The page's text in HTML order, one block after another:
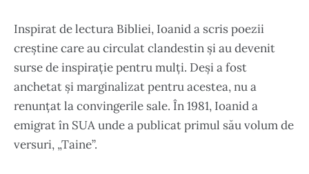
Inspirat de lectura Bibliei, Ioanid a scris poezii
creștine care au circulat clandestin și au devenit
surse de inspirație pentru mulți. Deși a fost
anchetat și marginalizat pentru acestea, nu a
renunțat la convingerile sale. În 1981, Ioanid a
emigrat în SUA unde a publicat primul său volum de
versuri, „Taine”.